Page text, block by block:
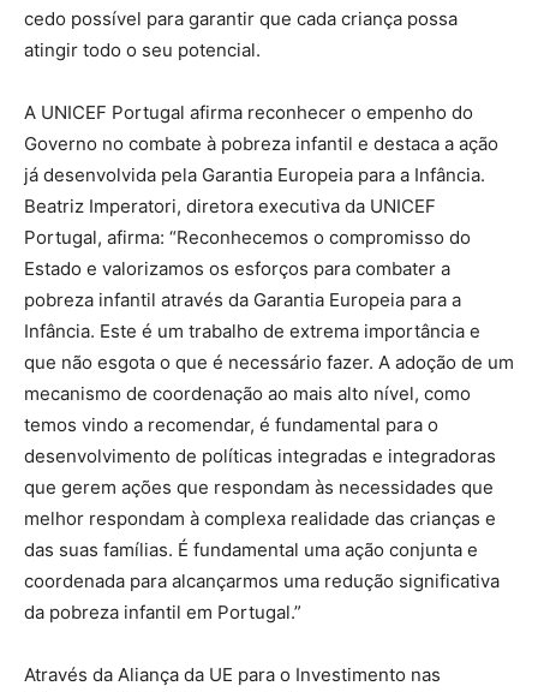
cedo possível para garantir que cada criança possa
atingir todo o seu potencial.
A UNICEF Portugal afirma reconhecer o empenho do
Governo no combate à pobreza infantil e destaca a ação
já desenvolvida pela Garantia Europeia para a Infância.
Beatriz Imperatori, diretora executiva da UNICEF
Portugal, afirma: “Reconhecemos o compromisso do
Estado e valorizamos os esforços para combater a
pobreza infantil através da Garantia Europeia para a
Infância. Este é um trabalho de extrema importância e
que não esgota o que é necessário fazer. A adoção de um
mecanismo de coordenação ao mais alto nível, como
temos vindo a recomendar, é fundamental para o
desenvolvimento de políticas integradas e integradoras
que gerem ações que respondam às necessidades que
melhor respondam à complexa realidade das crianças e
das suas famílias. É fundamental uma ação conjunta e
coordenada para alcançarmos uma redução significativa
da pobreza infantil em Portugal.”
Através da Aliança da UE para o Investimento nas